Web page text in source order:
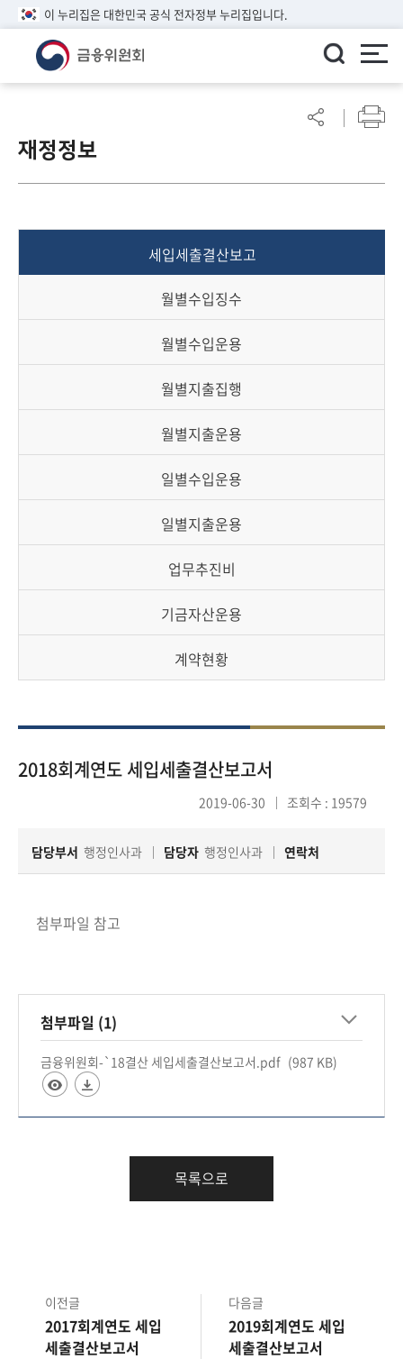
이 누리집은 대한민국 공식 전자정부 누리집입니다.
린
이알
정
극
금
위
재정정보
세입세출결산보고
월별수입징수
월별수입운용
월별지출집행
월별지출운용
일별수입운용
일별지출운용
업무추진비
기금자산운용
계약현황
2018회계연도 세입세출결산보고서
2019-06-30 조회수 : 19579
담당부서 행정인사과 담당자 행정인사과 연락처
첨부파일 참고
첨부파일 (1)
금융위원회-`18결산 세입세출결산보고서.pdf (987 KB)
목록으로
이전글
2017회계연도 세입
세출결산보고서
다음글
2019회계연도 세입
세출결산보고서